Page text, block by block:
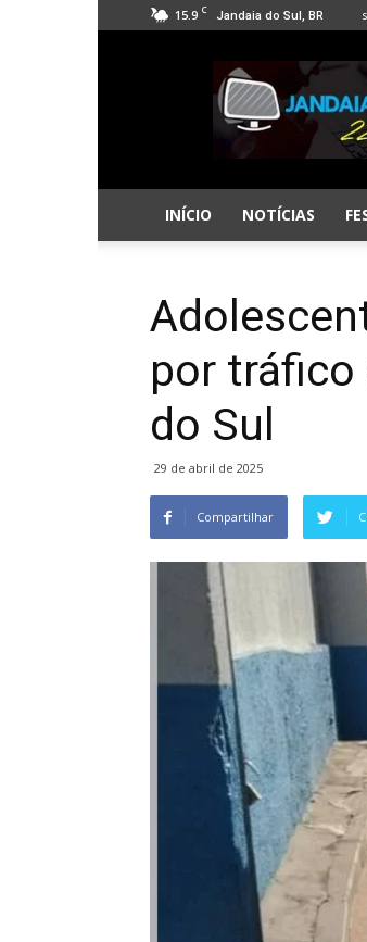
15.9 C Jandaia do Sul, BR
Jandaia
Online
INÍCIO NOTÍCIAS
por tráfico
do Sul
29 de abril de 2025
Compartilhar